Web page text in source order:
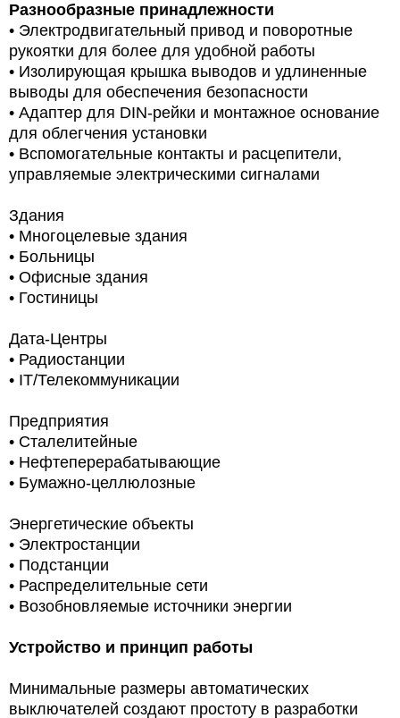
Разнообразные принадлежности
• Электродвигательный привод и поворотные
рукоятки для более для удобной работы
• Изолирующая крышка выводов и удлиненные
выводы для обеспечения безопасности
• Адаптер для DIN-рейки и монтажное основание
для облегчения установки
• Вспомогательные контакты и расцепители,
управляемые электрическими сигналами
Здания
• Многоцелевые здания
• Больницы
• Офисные здания
• Гостиницы
Дата-Центры
• Радиостанции
• IT/Телекоммуникации
Предприятия
• Сталелитейные
• Нефтеперерабатывающие
• Бумажно-целлюлозные
Энергетические объекты
• Электростанции
• Подстанции
• Распределительные сети
• Возобновляемые источники энергии
Устройство и принцип работы
Минимальные размеры автоматических
выключателей создают простоту в разработки